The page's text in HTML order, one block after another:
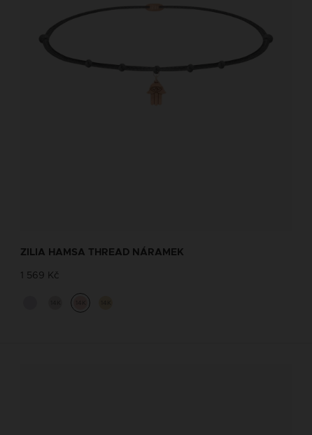
ZILIA HAMSA THREAD NÁRAMEK
1 569 Kč